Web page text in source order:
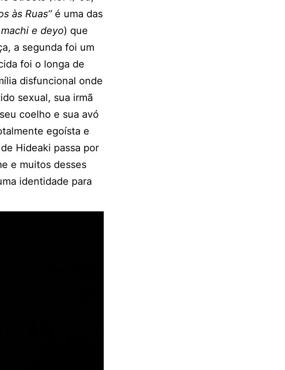
às Ruas’’ é uma das
e deyo) que
a segunda foi um
foi o longa de
disfuncional onde
sexual, sua irmã
coelho e sua avó
egoísta e
Hideaki passa por
e muitos desses
identidade para